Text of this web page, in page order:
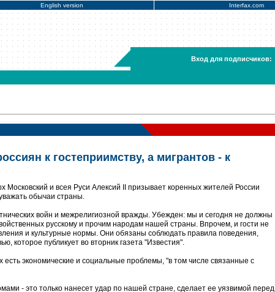
English version Interfax.com
Вход для подписчиков:
к гостеприимству, а мигрантов - к
и всея Руси Алексий II призывает коренных жителей России
обычаи страны.
войн и межрелигиозной вражды. Убежден: мы и сегодня не должны
русскому и прочим народам нашей страны. Впрочем, и гости не
и культурные нормы. Они обязаны соблюдать правила поведения,
которое публикует во вторник газета "Известия".
есть экономические и социальные проблемы, "в том числе связанные с
- это только нанесет удар по нашей стране, сделает ее уязвимой перед